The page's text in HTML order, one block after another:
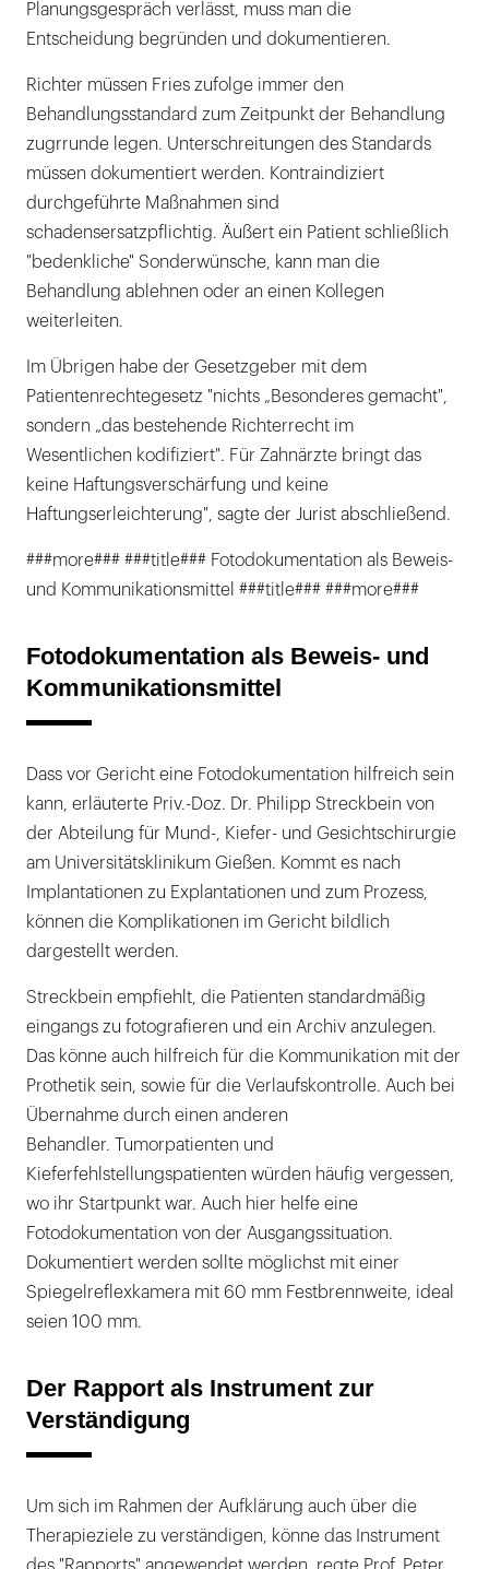
Planungsgespräch verlässt, muss man die
Entscheidung begründen und dokumentieren.
Richter müssen Fries zufolge immer den
Behandlungsstandard zum Zeitpunkt der Behandlung
zugrrunde legen. Unterschreitungen des Standards
müssen dokumentiert werden. Kontraindiziert
durchgeführte Maßnahmen sind
schadensersatzpflichtig. Äußert ein Patient schließlich
"bedenkliche" Sonderwünsche, kann man die
Behandlung ablehnen oder an einen Kollegen
weiterleiten.
Im Übrigen habe der Gesetzgeber mit dem
Patientenrechtegesetz "nichts „Besonderes gemacht",
sondern „das bestehende Richterrecht im
Wesentlichen kodifiziert". Für Zahnärzte bringt das
keine Haftungsverschärfung und keine
Haftungserleichterung", sagte der Jurist abschließend.
###more### ###title### Fotodokumentation als Beweis-
und Kommunikationsmittel ###title### ###more###
Fotodokumentation als Beweis- und
Kommunikationsmittel
Dass vor Gericht eine Fotodokumentation hilfreich sein
kann, erläuterte Priv.-Doz. Dr. Philipp Streckbein von
der Abteilung für Mund-, Kiefer- und Gesichtschirurgie
am Universitätsklinikum Gießen. Kommt es nach
Implantationen zu Explantationen und zum Prozess,
können die Komplikationen im Gericht bildlich
dargestellt werden.
Streckbein empfiehlt, die Patienten standardmäßig
eingangs zu fotografieren und ein Archiv anzulegen.
Das könne auch hilfreich für die Kommunikation mit der
Prothetik sein, sowie für die Verlaufskontrolle. Auch bei
Übernahme durch einen anderen
Behandler. Tumorpatienten und
Kieferfehlstellungspatienten würden häufig vergessen,
wo ihr Startpunkt war. Auch hier helfe eine
Fotodokumentation von der Ausgangssituation.
Dokumentiert werden sollte möglichst mit einer
Spiegelreflexkamera mit 60 mm Festbrennweite, ideal
seien 100 mm.
Der Rapport als Instrument zur
Verständigung
Um sich im Rahmen der Aufklärung auch über die
Therapieziele zu verständigen, könne das Instrument